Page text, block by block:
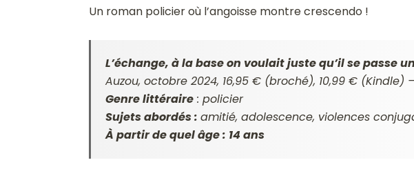
Un roman policier où l’angoisse montre crescendo !
L’échange, à la base on voulait juste qu’il se passe
Auzou, octobre 2024, 16,95 € (broché), 10,99 € (Kindle) –
Genre littéraire: policier
Sujets abordés : amitié, adolescence, violences
À partir de quel âge : 14 ans